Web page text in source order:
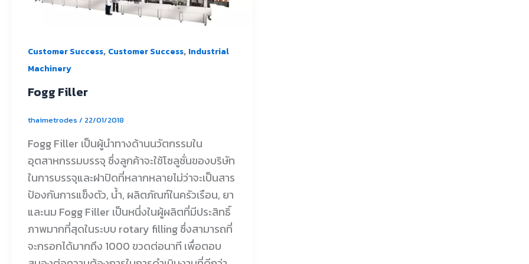
Customer Success, Customer Success, Industrial
Machinery
Fogg Filler
thaimetrodes / 22/01/2018
Fogg Filler เป็นผู้นำทางด้านนวัตกรรมใน
อุตสาหกรรมบรรจุ ซึ่งลูกค้าจะใช้โซลูชั่นของบริษัท
ในการบรรจุและฝาปิดที่หลากหลายไม่ว่าจะเป็นสาร
ป้องกันการแข็งตัว, น้ำ, ผลิตภัณฑ์ในครัวเรือน, ยา
และนม Fogg Filler เป็นหนึ่งในผู้ผลิตที่มีประสิทธิ์
ภาพมากที่สุดในระบบ rotary filling ซึ่งสามารถที่
จะกรอกได้มากถึง 1000 ขวดต่อนาที เพื่อตอบ